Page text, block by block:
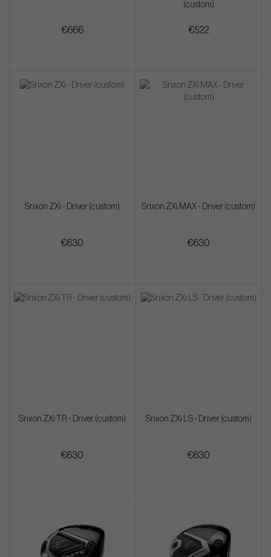
€666
(custom)
€522
Srixon ZXi - Driver (custom)
€630
Srixon ZXi MAX - Driver (custom)
€630
Srixon ZXi TR - Driver (custom)
€630
Srixon ZXi LS - Driver (custom)
€630